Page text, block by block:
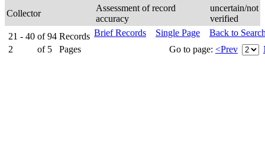
Collector
Assessment of record
accuracy
uncertain/not
verified
21 - 40 of 94 Records
2
of 5 Pages
Brief Records Single Page
Back to
Go to page: <Prev